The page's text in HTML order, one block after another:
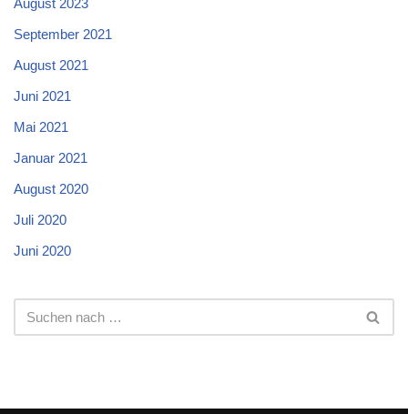
August 2023
September 2021
August 2021
Juni 2021
Mai 2021
Januar 2021
August 2020
Juli 2020
Juni 2020